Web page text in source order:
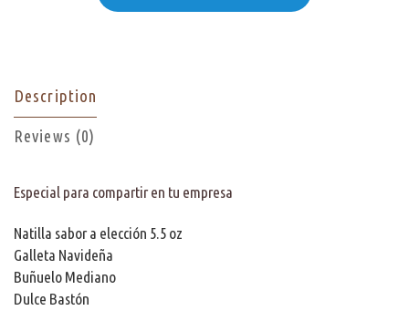
Description
Reviews (0)
Especial para compartir en tu empresa
Natilla sabor a elección 5.5 oz
Galleta Navideña
Buñuelo Mediano
Dulce Bastón